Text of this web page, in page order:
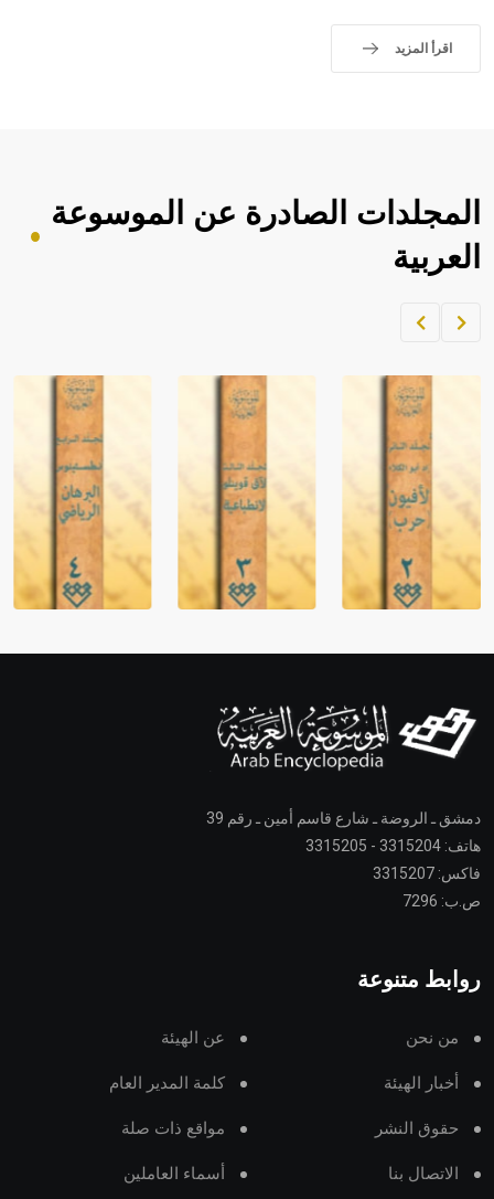
اقرأ المزيد
المجلدات الصادرة عن الموسوعة
العربية
دمشق ـ الروضة ـ شارع قاسم أمين ـ رقم 39
هاتف: 3315204 - 3315205
فاكس: 3315207
ص.ب: 7296
روابط متنوعة
من نحن عن الهيئة
أخبار الهيئة كلمة المدير العام
حقوق النشر مواقع ذات صلة
الاتصال بنا أسماء العاملين